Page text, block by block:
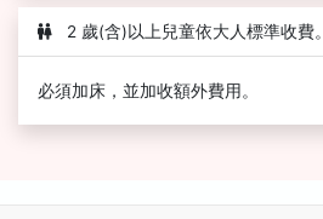
2 歲(含)以上兒童依大人標準收費。
必須加床，並加收額外費用。